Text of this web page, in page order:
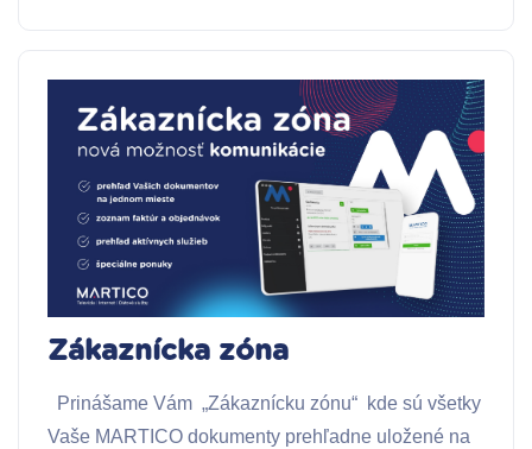
Zákaznícka zóna
Prinášame Vám „Zákaznícku zónu“ kde sú všetky
Vaše MARTICO dokumenty prehľadne uložené na